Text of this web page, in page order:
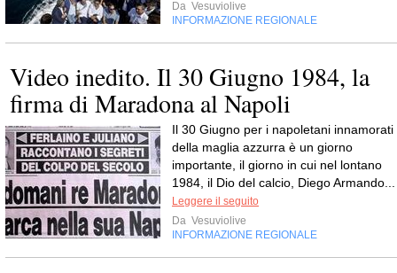
Da Vesuviolive
INFORMAZIONE REGIONALE
Video inedito. Il 30 Giugno 1984, la
firma di Maradona al Napoli
Il 30 Giugno per i napoletani innamorati
della maglia azzurra è un giorno
importante, il giorno in cui nel lontano
1984, il Dio del calcio, Diego Armando...
Leggere il seguito
Da Vesuviolive
INFORMAZIONE REGIONALE